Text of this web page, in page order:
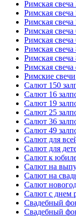
Римская свеча
Римская свеча
Римская свеча
Римская свеча
Римская свеча
Римская свеча
Римская свеча
Римская
Римские свечи
Салют 150
Салют 16
Салют 19
Салют 25
Салют 36
Салют 49
Салют для
Салют для
Салют к
Салют на
Салют на
Салют
Салют с днем
Свадебный
Свадебный